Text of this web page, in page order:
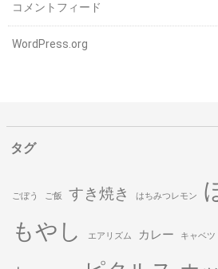
コメントフィード
WordPress.org
タグ
ごぼう ご飯 すき焼き はちみつレモン
もやし エアリズム カレー キャベツ